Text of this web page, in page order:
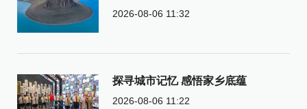
2026-08-06 11:32
探寻城市记忆 感悟家乡底蕴
2026-08-06 11:22